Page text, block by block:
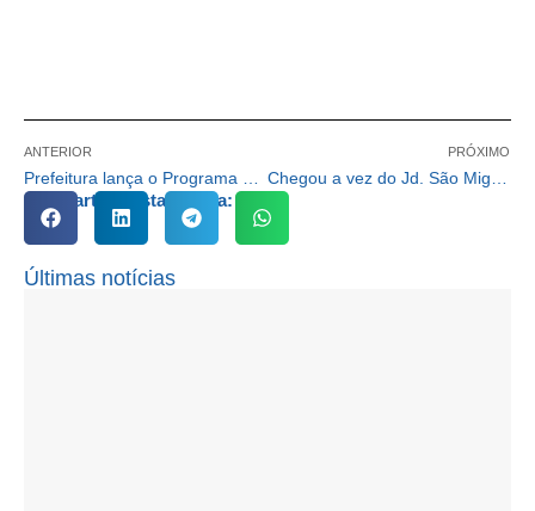
ANTERIOR PRÓXIMO
Compartilhe esta notícia:
Últimas notícias